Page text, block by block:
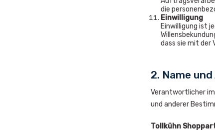
die
Einwilligung
Einwilligung ist
dass sie mit der
2. Name
Verantwortlicher
und anderer
Tollkühn